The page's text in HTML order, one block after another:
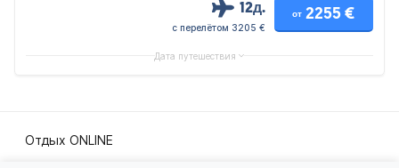
12д.
с перелётом 3205 €
от 2255 €
Дата путешествия
Отдых ONLINE